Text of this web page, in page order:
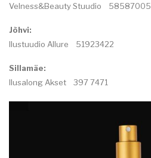
Velness&Beauty Stuudio 58587005
Jõhvi:
Ilustuudio Allure 51923422
Sillamäe:
Ilusalong Akset 397 7471